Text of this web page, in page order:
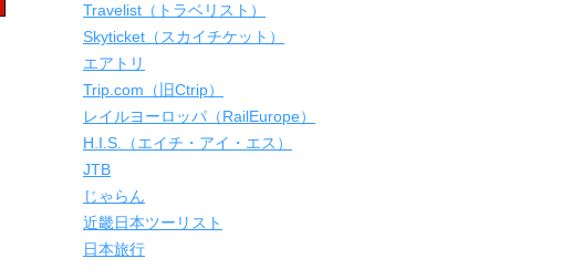
Travelist（トラベリスト）
Skyticket（スカイチケット）
エアトリ
Trip.com（旧Ctrip）
レイルヨーロッパ（RailEurope）
H.I.S.（エイチ・アイ・エス）
JTB
じゃらん
近畿日本ツーリスト
日本旅行